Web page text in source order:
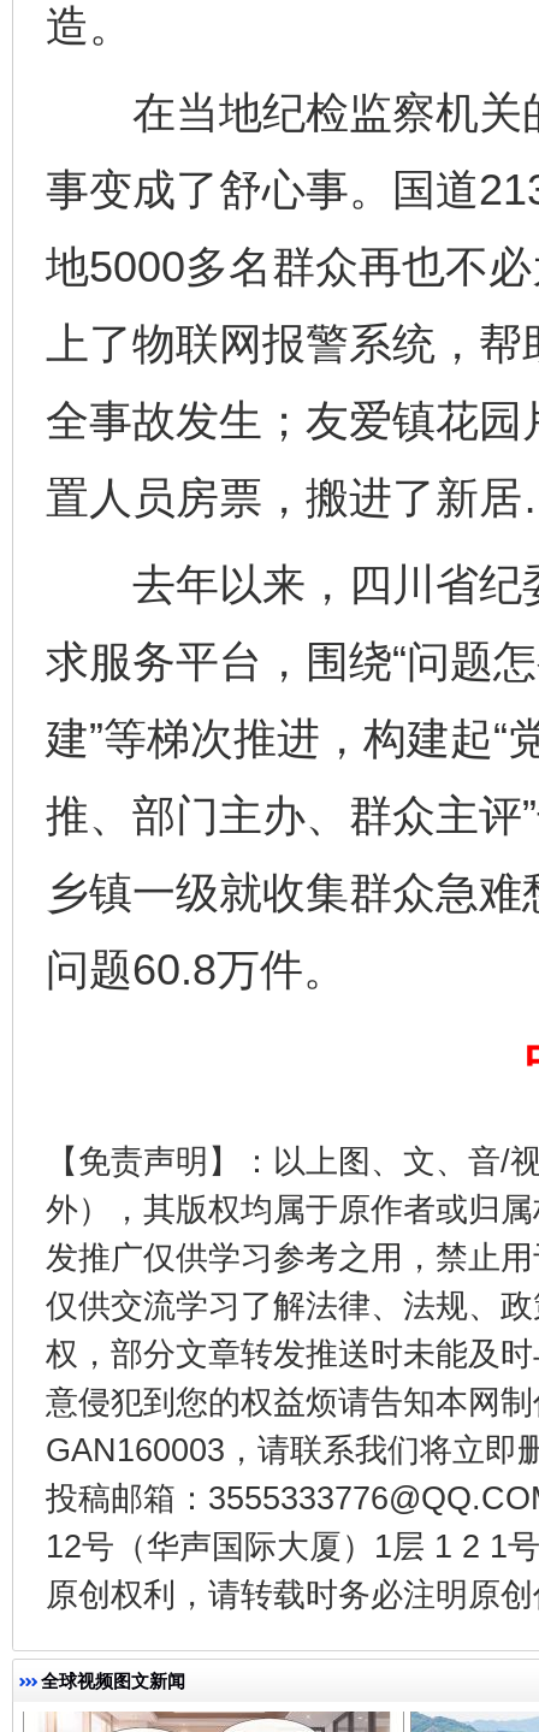
造。
在当地纪检监察机关
事变成了舒心事。国道
地5000多名群众再也不
上了物联网报警系统，
全事故发生；友爱镇花
置人员房票，搬进了新
去年以来，四川省纪
求服务平台，围绕“问题
建”等梯次推进，构建起
推、部门主办、群众主评
乡镇一级就收集群众急
问题60.8万件。
【免责声明】：以上图、文、音/
外），其版权均属于原作者或归
发推广仅供学习参考之用，禁止
仅供交流学习了解法律、法规、
权，部分文章转发推送时未能及
意侵犯到您的权益烦请告知本网
GAN160003，请联系我们将立即
投稿邮箱：
12号（华声国际大厦）1层 1 2 1
原创权利，请转载时务必注明原
全球视频图文新闻
东山县通报“牛蛙产品抗生素超标问题” 法
千年窑火 生生不息 一